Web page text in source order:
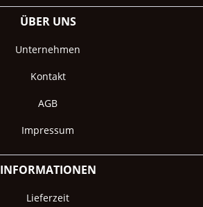
ÜBER UNS
Unternehmen
Kontakt
AGB
Impressum
INFORMATIONEN
Lieferzeit